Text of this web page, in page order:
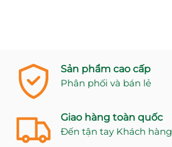
Sản phẩm cao cấp
Phân phối và bán lẻ
Giao hàng toàn quốc
Đến tận tay Khách hàng